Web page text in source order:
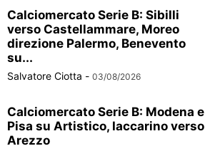
Calciomercato Serie B: Sibilli
verso Castellammare, Moreo
direzione Palermo, Benevento
su...
Salvatore Ciotta - 03/08/2026
Calciomercato Serie B: Modena e
Pisa su Artistico, Iaccarino verso
Arezzo